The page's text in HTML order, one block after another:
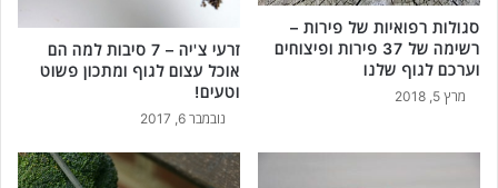
סגולות רפואיות של פירות –
רשימה של 37 פירות ופיצוחים
וערכם לגוף שלנו
מרץ 5, 2018
זרעי צ'יה – 7 סיבות למה הם
אוכל עצום לגוף ומתכון פשוט
וטעים!
נובמבר 6, 2017